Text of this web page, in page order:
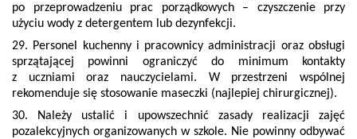
po przeprowadzeniu prac porządkowych – czyszczenie przy
użyciu wody z detergentem lub dezynfekcji.
29. Personel kuchenny i pracownicy administracji oraz obsługi
sprzątającej powinni ograniczyć do minimum kontakty
z uczniami oraz nauczycielami. W przestrzeni wspólnej
rekomenduje się stosowanie maseczki (najlepiej chirurgicznej).
30. Należy ustalić i upowszechnić zasady realizacji zajęć
pozalekcyjnych organizowanych w szkole. Nie powinny odbywać